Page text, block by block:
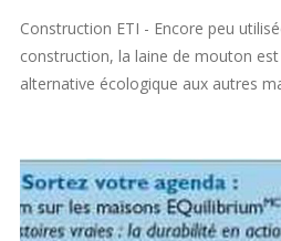
Construction ETI - Encore peu
construction, la laine de mouton
alternative écologique aux autres